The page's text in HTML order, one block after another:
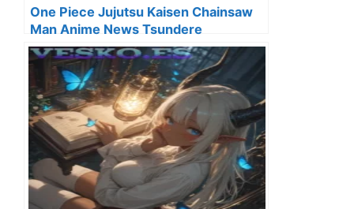
One Piece Jujutsu Kaisen Chainsaw
Man Anime News Tsundere